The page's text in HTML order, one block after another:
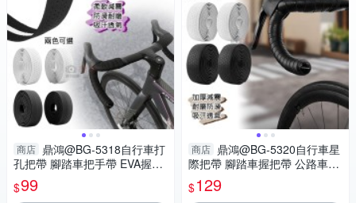
商店 鼎鴻@BG-5318自行車打
孔把帶 腳踏車把手帶 EVA握把
帶 公路車手把帶 車把帶 球拍把
帶
$99
商店 鼎鴻@BG-5320自行車星
際把帶 腳踏車握把帶 公路車手
把帶 車把帶 把手纏帶 球拍把手
帶
$129